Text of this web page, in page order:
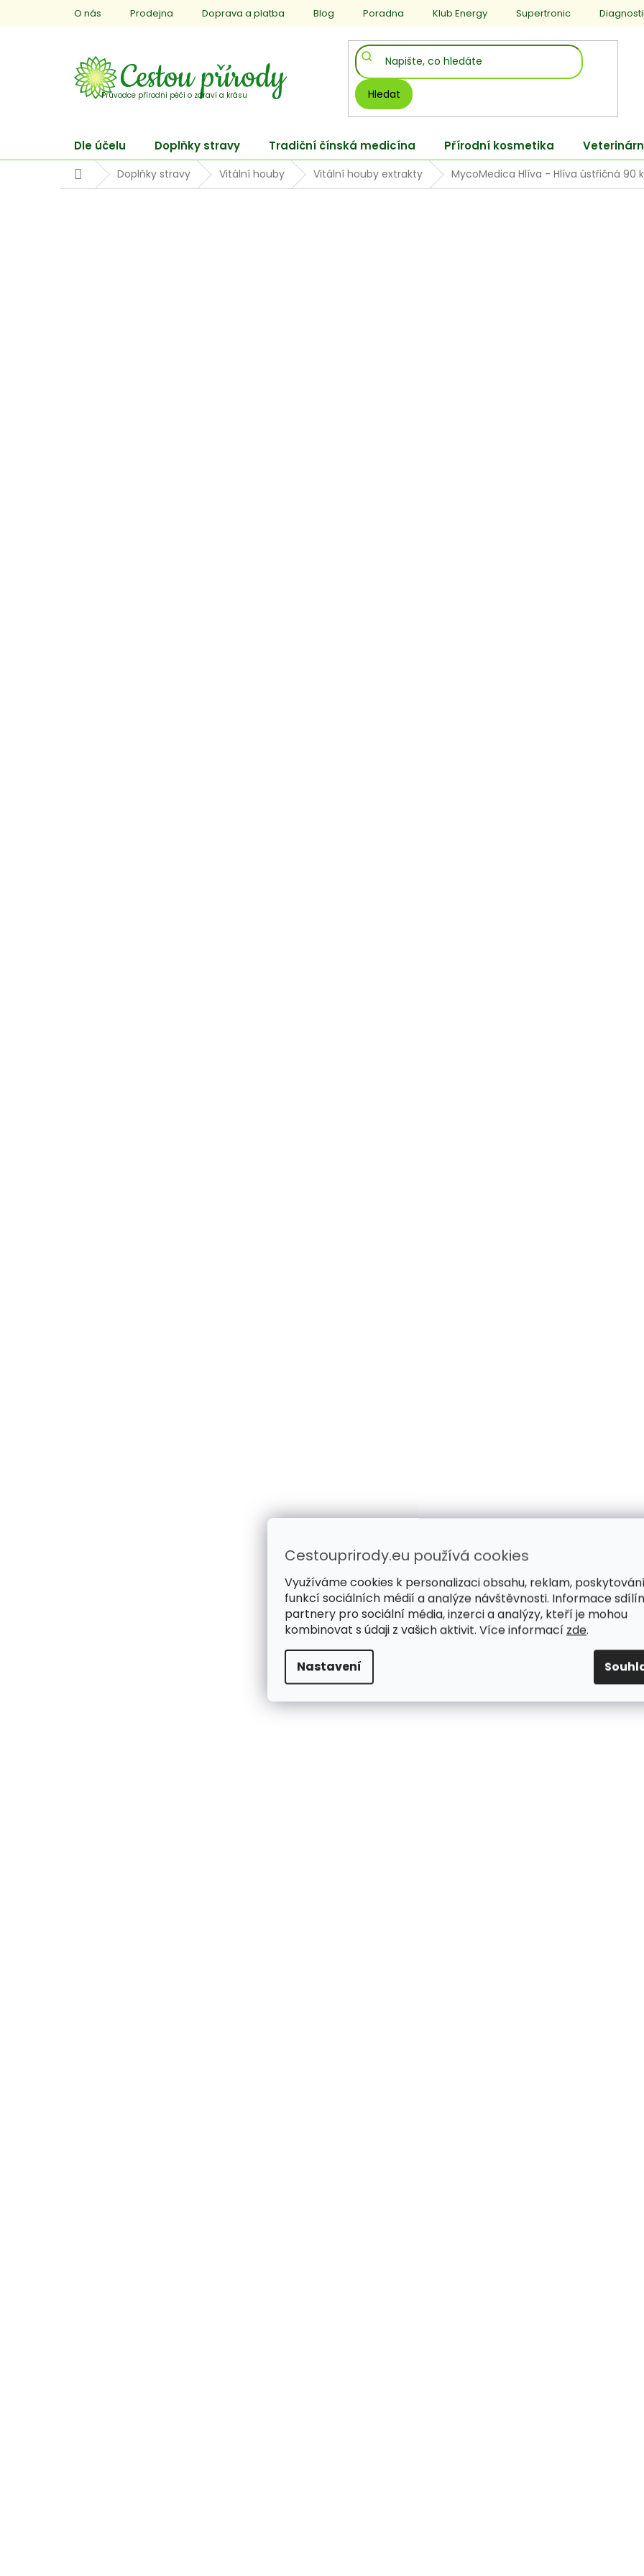
Cestouprirody.eu používá cookies
Využíváme cookies k personalizaci obsahu, reklam,
funkcí sociálních médií a analýze návštěvnosti. Informace
partnery pro sociální média, inzerci a analýzy, kteří je mohou
kombinovat s údaji z vašich aktivit. Více informací zde.
Nastavení
O nás Prodejna Doprava a platba Blog Poradna Klub Energy Supertronic
Hledat
Dle účelu Doplňky stravy Tradiční čínská medicína Přírodní kosmetika
DomůDoplňky stravy Vitální houby Vitální houby extrakty MycoMedica Hlíva - Hlíva ústřičná 90